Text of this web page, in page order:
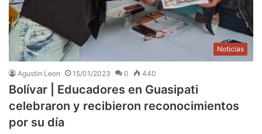
Noticias
Agustin Leon 15/01/2023 0 440
Bolívar | Educadores en Guasipati
celebraron y recibieron reconocimientos
por su día